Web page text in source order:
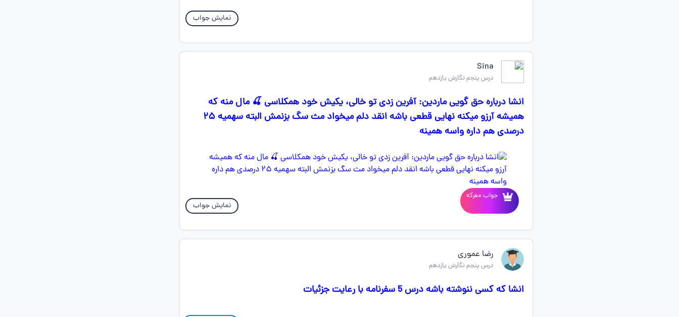
نمایش جواب
Sina
درس پنجم نگارش یازدهم
انشا درباره حق گویی ماردین: آفرین زدی تو خالی، یکیش خود همکلاسی 🍒 مال منه که
همیشه آرزو میکنه نهایی قطعی باشه انقد دلم میخواد مث سگ بزنمش البته سهمیه ۲۵
درصدی هم داره واسه همینه
جواب معرکه
نمایش جواب
رضا عموری
درس پنجم نگارش یازدهم
انشا که کسی ننوشته باشه درس 5 سفرنامه با رعایت جزئیات